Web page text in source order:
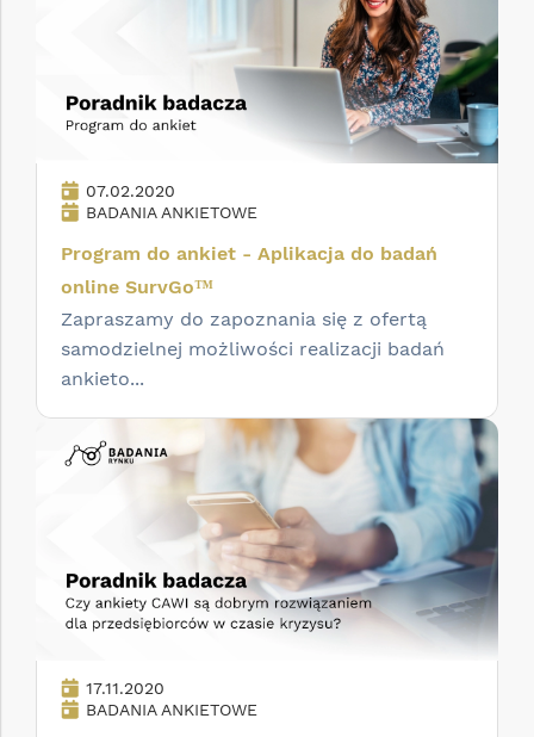
07.02.2020
BADANIA ANKIETOWE
Program do ankiet - Aplikacja do badań
online SurvGo™
Zapraszamy do zapoznania się z ofertą
samodzielnej możliwości realizacji badań
ankieto...
17.11.2020
BADANIA ANKIETOWE